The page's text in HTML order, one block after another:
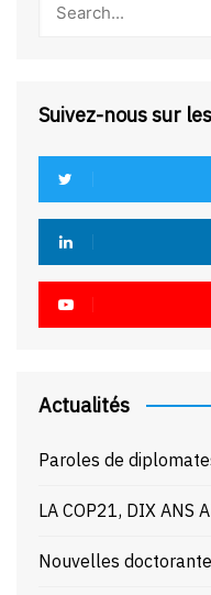
Suivez-nous sur
Actualités
Paroles de
LA COP21, DIX ANS
Nouvelles